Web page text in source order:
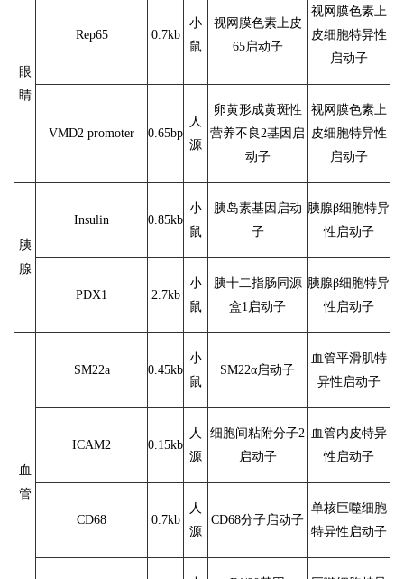
眼
睛
Rep65 0.7kb
小
鼠
视网膜色素上皮
65启动子
视网膜色素上
皮细胞特异性
启动子
VMD2 promoter 0.65bp
人
源
卵黄形成黄斑性
营养不良2基因启
动子
视网膜色素上
皮细胞特异性
启动子
胰
腺
Insulin 0.85kb
小
鼠
胰岛素基因启动
子
胰腺β细胞特异
性启动子
PDX1 2.7kb
小
鼠
胰十二指肠同源
盒1启动子
胰腺β细胞特异
性启动子
血
管
SM22a 0.45kb
小
鼠
SM22α启动子
血管平滑肌特
异性启动子
ICAM2 0.15kb
人
源
细胞间粘附分子2
启动子
血管内皮特异
性启动子
CD68 0.7kb
人
源
CD68分子启动子
单核巨噬细胞
特异性启动子